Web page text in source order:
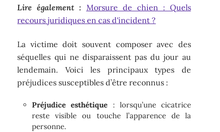
Lire également : Morsure de chien : Quels
recours juridiques en cas d'incident ?
La victime doit souvent composer avec des
séquelles qui ne disparaissent pas du jour au
lendemain. Voici les principaux types de
préjudices susceptibles d’être reconnus :
Préjudice esthétique : lorsqu’une cicatrice
reste visible ou touche l’apparence de la
personne.